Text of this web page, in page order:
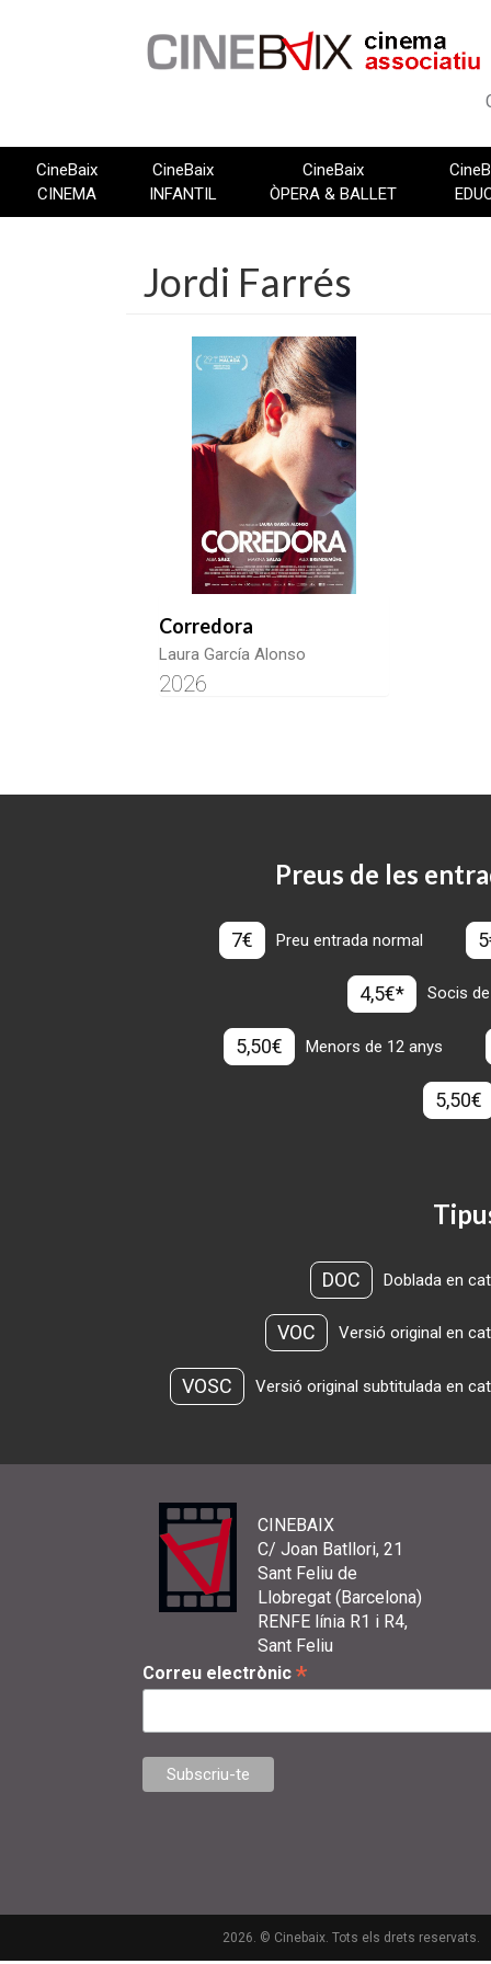
CineBaix
CINEMA
CineBaix
INFANTIL
CineBaix
ÒPERA & BALLET
Jordi Farrés
Corredora
Laura García Alonso
2026
Preus de les
7€ Preu entrada normal
4,5€* Socis
5,50€ Menors de 12 anys
5,50€
DOC Doblada en
VOC Versió original en
VOSC Versió original subtitulada en
CINEBAIX
C/ Joan Batllori, 21
Sant Feliu de
Llobregat (Barcelona)
RENFE línia R1 i R4,
Sant Feliu
Correu electrònic *
2026. © Cinebaix. Tots els drets reservats.